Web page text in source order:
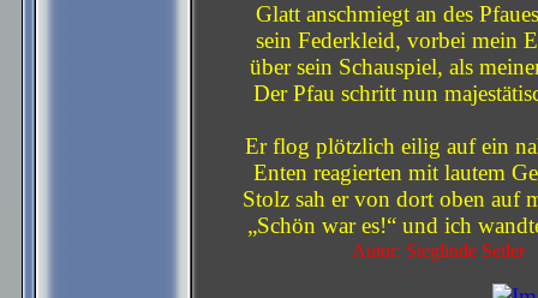
Glatt anschmiegt an des
sein Federkleid, vorbei mein
über sein Schauspiel, als
Der Pfau schritt nun
Er flog plötzlich eilig auf ein
Enten reagierten mit lautem
Stolz sah er von dort oben auf
„Schön war es!“ und ich
Autor: Sieglinde Seiler